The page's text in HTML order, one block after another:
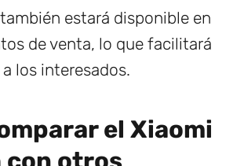
también estará disponible en
de venta, lo que facilitará
los interesados.
el Xiaomi